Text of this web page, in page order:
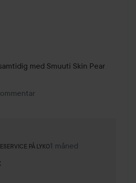
ble opprettet 1 måned
med Smuuti Skin Pear
PÅ LYKO
rolle: Kundeservice på Lyko.
1 måned
Kommentaren lades 1